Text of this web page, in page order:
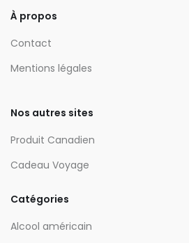
À propos
Contact
Mentions légales
Nos autres sites
Produit Canadien
Cadeau Voyage
Catégories
Alcool américain